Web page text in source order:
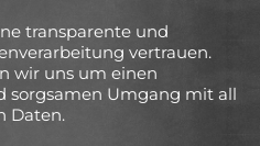
transparente und
vertrauen.
wir uns um einen
sorgsamen Umgang mit all
Daten.